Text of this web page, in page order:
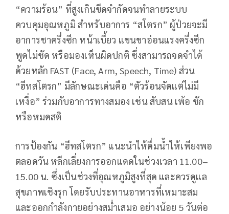
“ความร้อน” ที่สูงเกินขีดจำกัดจนทำลายระบบ
ควบคุมอุณหภูมิ สำหรับอาการ “สโตรก” ผู้ป่วยจะมี
อาการชาครึ่งซีก หน้าเบี้ยว แขนขาอ่อนแรงครึ่งซีก
พูดไม่ชัด หรือมองเห็นผิดปกติ ซึ่งสามารถจดจำได้
ด้วยหลัก FAST (Face, Arm, Speech, Time) ส่วน
“ฮีทสโตรก” มีลักษณะเด่นคือ “ตัวร้อนจัดแต่ไม่มี
เหงื่อ” ร่วมกับอาการทางสมอง เช่น สับสน เพ้อ ชัก
หรือหมดสติ
การป้องกัน “ฮีทสโตรก” แนะนำให้ดื่มน้ำให้เพียงพอ
ตลอดวัน หลีกเลี่ยงการออกแดดในช่วงเวลา 11.00–
15.00 น. ซึ่งเป็นช่วงที่อุณหภูมิสูงที่สุด และควรดูแล
สุขภาพเชิงรุก โดยรับประทานอาหารที่เหมาะสม
และออกกำลังกายอย่างสม่ำเสมอ อย่างน้อย 5 วันต่อ